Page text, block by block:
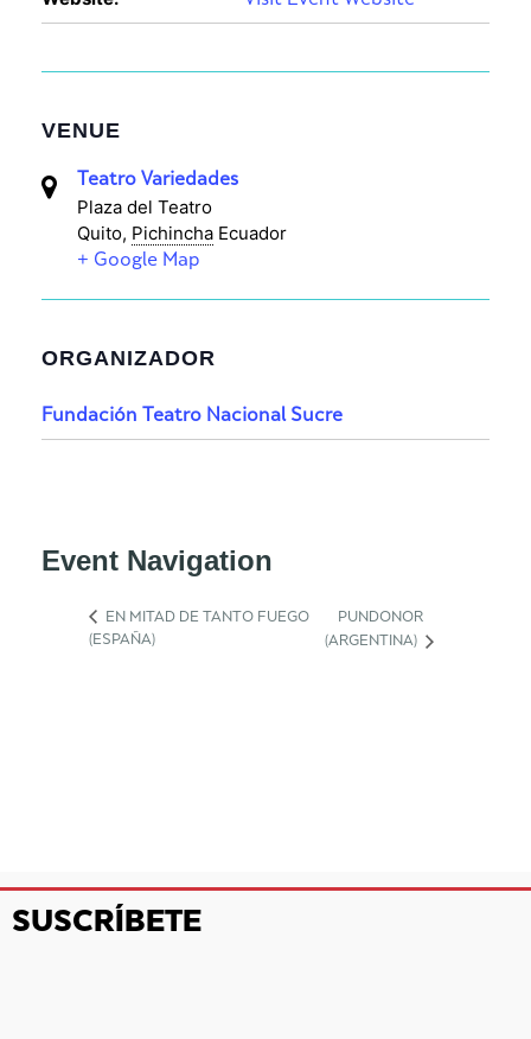
VENUE
Teatro Variedades
Plaza del Teatro
Quito, Pichincha Ecuador
+ Google Map
ORGANIZADOR
Fundación Teatro Nacional Sucre
Event Navigation
EN MITAD DE TANTO FUEGO
(ESPAÑA)
PUNDONOR
(ARGENTINA)
SUSCRÍBETE